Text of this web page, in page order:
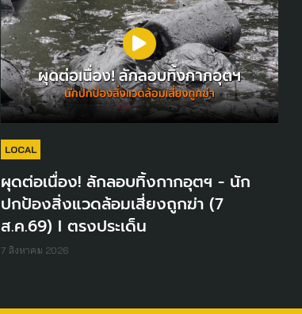
LOCAL
ผุดต่อเนื่อง! ลักลอบทิ้งกากอุตฯ - นัก
ปกป้องสิ่งแวดล้อมเสี่ยงถูกฆ่า (7
ส.ค.69) I ตรงประเด็น
7 สิงหาคม 2026